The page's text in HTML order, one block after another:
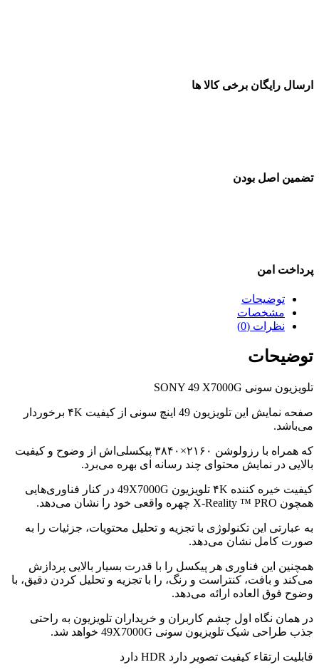
ارسال رایگان برخی کالا ها
تضمین اصل بودن
پرداخت امن
توضیحات
مشخصات
نظرات (0)
توضیحات
تلویزیون سونی SONY 49 X7000G
صفحه نمایش این تلویزیون 49 اینچ سونی از کیفیت ۴K برخوردار
می‌باشد.
که همراه با رزولوشن ۲۱۶۰×۳۸۴۰ پیکسلی‌اش از وضوح و کیفیت
بالایی در نمایش محتوای چند رسانه ای بهره می‌برد.
کیفیت خیره کننده ۴K تلویزیون 49X7000G در کنار فناوری‌هایی
همچون X-Reality ™ PRO چهره واقعی خود را نشان می‌دهد.
به عبارتی این تکنولوژی با تجزیه و تحلیل محتویات، جزئیات را به
صورت کامل نشان می‌دهد.
همچنین این فناوری هر پیکسل را با قدرت بسیار بالایی پردازش
می‌کند و بافت، کنتراست و رنگ، را با تجزیه و تحلیل کردن دقیق، با
وضوح فوق العاده ارائه می‌دهد.
در همان نگاه اول چشم کاربران و خریداران تلویزیون به راحتی
جذب طراحی شیک تلویزیون سونی 49X7000G خواهد شد.
قابلیت ارتقاء کیفیت تصویر دارد HDR دارد